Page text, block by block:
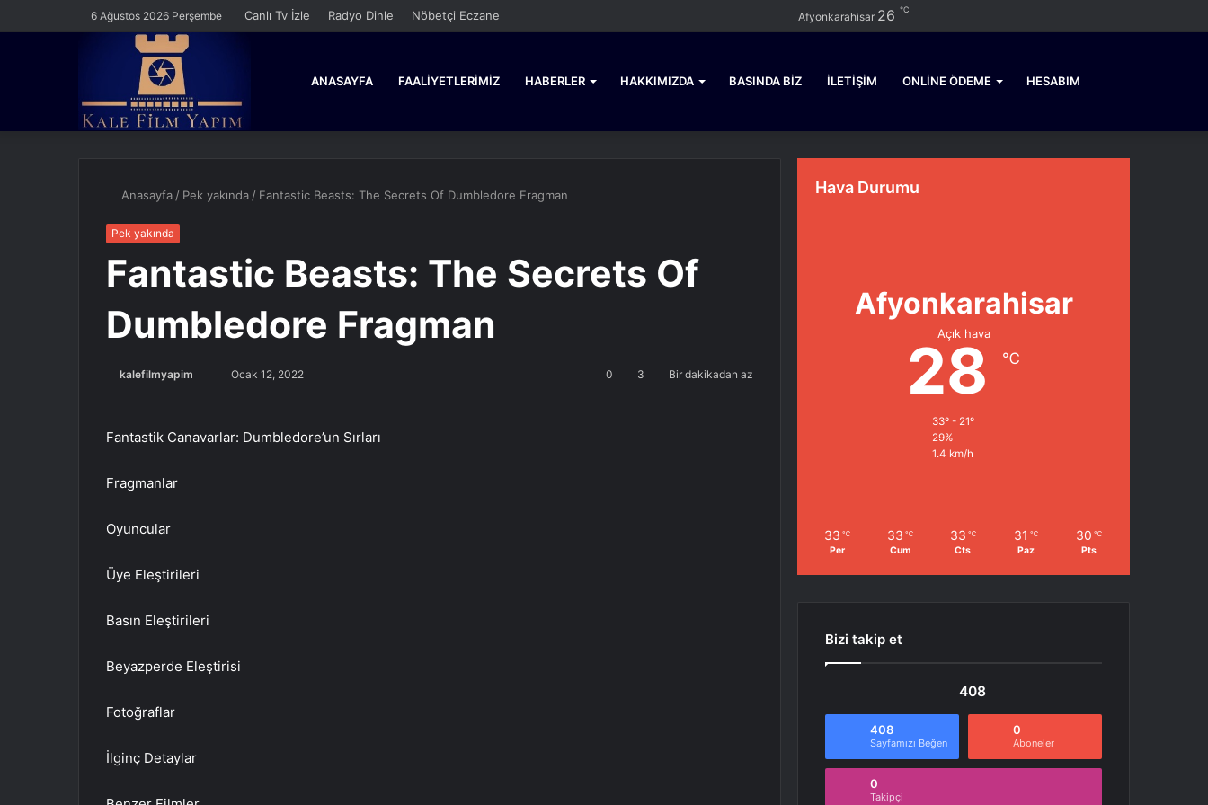
6 Ağustos 2026 Perşembe Canlı Tv İzle Radyo Dinle Nöbetçi Eczane Afyonkarahisar 26 ℃
ANASAYFA FAALIYETLERIMIZ HABERLER HAKKIMIZDA BASINDA BIZ İLETIŞIM ONLINE ÖDEME HESABIM
Anasayfa / Pek yakında / Fantastic Beasts: The Secrets Of Dumbledore Fragman
Pek yakında
Fantastic Beasts: The Secrets Of
Dumbledore Fragman
kalefilmyapim
göndermek
Ocak 12, 2022 0 3 Bir dakikadan az
Fantastik Canavarlar: Dumbledore’un Sırları
Fragmanlar
Oyuncular
Üye Eleştirileri
Basın Eleştirileri
Beyazperde Eleştirisi
Fotoğraflar
İlginç Detaylar
Hava Durumu
Afyonkarahisar
Açık hava
28 ℃
33º - 21º
29%
1.4 km/h
33 ℃
Per
33 ℃
Cum
33 ℃
Cts
31 ℃
Paz
30 ℃
Pts
Bizi takip et
408
408
Sayfamızı Beğen
0
Aboneler
0
Takipçi